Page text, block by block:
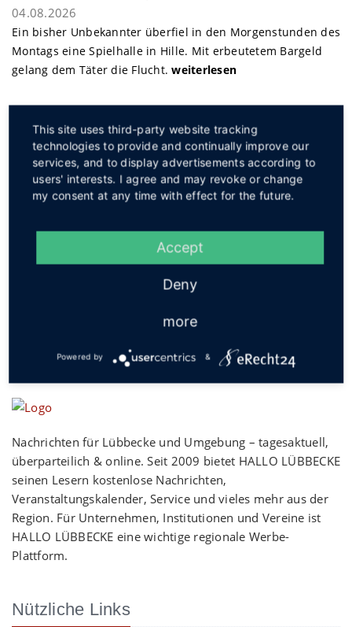
04.08.2026
Ein bisher Unbekannter überfiel in den Morgenstunden des
Montags eine Spielhalle in Hille. Mit erbeutetem Bargeld
gelang dem Täter die Flucht.weiterlesen
Service
Nachrichten für Lübbecke und Umgebung – tagesaktuell,
überparteilich & online. Seit 2009 bietet HALLO LÜBBECKE
seinen Lesern kostenlose Nachrichten,
Veranstaltungskalender, Service und vieles mehr aus der
Region. Für Unternehmen, Institutionen und Vereine ist
HALLO LÜBBECKE eine wichtige regionale Werbe-
Plattform.
Nützliche Links
This site uses third-party website tracking
technologies to provide and continually improve our
services, and to display advertisements according to
users' interests. I agree and may revoke or change
my consent at any time with effect for the future.
Accept
Deny
more
Powered by &